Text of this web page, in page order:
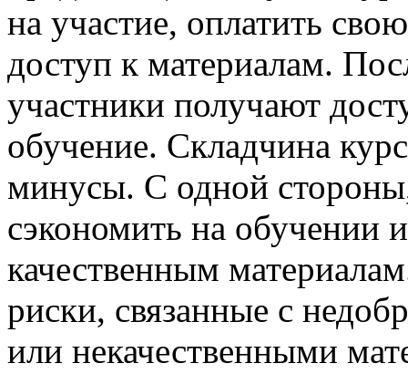
на участие, оплатить
доступ к материалам.
участники получают
обучение. Складчина
минусы. С одной
сэкономить на обучении
качественным
риски, связанные с
или некачественными